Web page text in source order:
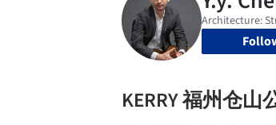
KERRY 福州仓山